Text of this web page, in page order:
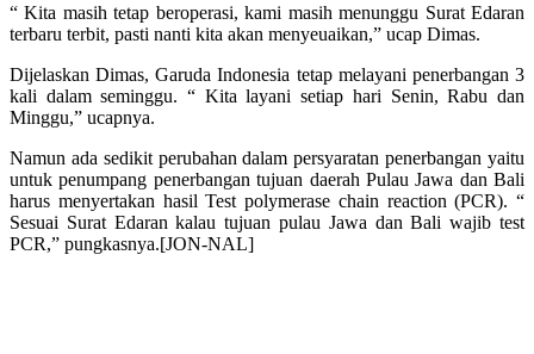
“ Kita masih tetap beroperasi, kami masih menunggu Surat Edaran
terbaru terbit, pasti nanti kita akan menyeuaikan,” ucap Dimas.
Dijelaskan Dimas, Garuda Indonesia tetap melayani penerbangan 3
kali dalam seminggu. “ Kita layani setiap hari Senin, Rabu dan
Minggu,” ucapnya.
Namun ada sedikit perubahan dalam persyaratan penerbangan yaitu
untuk penumpang penerbangan tujuan daerah Pulau Jawa dan Bali
harus menyertakan hasil Test polymerase chain reaction (PCR). “
Sesuai Surat Edaran kalau tujuan pulau Jawa dan Bali wajib test
PCR,” pungkasnya.[JON-NAL]